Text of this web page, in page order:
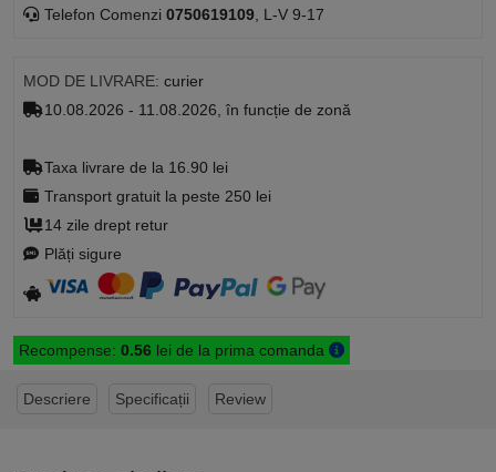
Telefon Comenzi 0750619109, L-V 9-17
MOD DE LIVRARE: curier
10.08.2026 - 11.08.2026, în funcție de zonă
Taxa livrare de la 16.90 lei
Transport gratuit la peste 250 lei
14 zile drept retur
Plăți sigure
Recompense: 0.56lei de la prima comanda
Descriere Specificații Review